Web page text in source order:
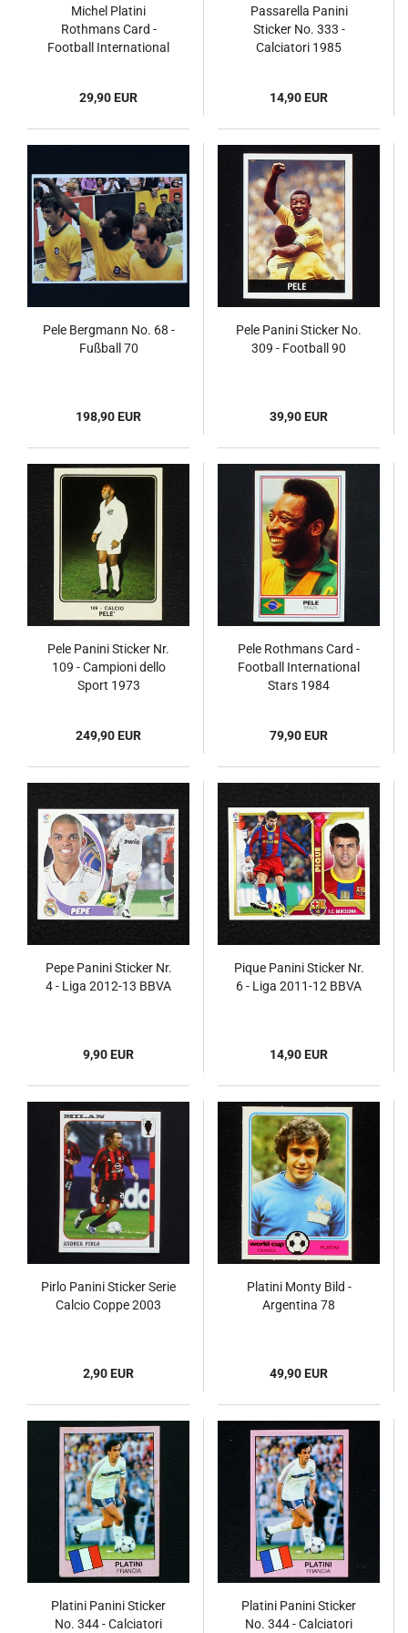
Michel Platini
Rothmans Card -
Football International
29,90 EUR
Passarella Panini
Sticker No. 333 -
Calciatori 1985
14,90 EUR
Pele Bergmann No. 68 -
Fußball 70
198,90 EUR
Pele Panini Sticker No.
309 - Football 90
39,90 EUR
Pele Panini Sticker Nr.
109 - Campioni dello
Sport 1973
249,90 EUR
Pele Rothmans Card -
Football International
Stars 1984
79,90 EUR
Pepe Panini Sticker Nr.
4 - Liga 2012-13 BBVA
9,90 EUR
Pique Panini Sticker Nr.
6 - Liga 2011-12 BBVA
14,90 EUR
Pirlo Panini Sticker Serie
Calcio Coppe 2003
2,90 EUR
Platini Monty Bild -
Argentina 78
49,90 EUR
Platini Panini Sticker
No. 344 - Calciatori
Platini Panini Sticker
No. 344 - Calciatori